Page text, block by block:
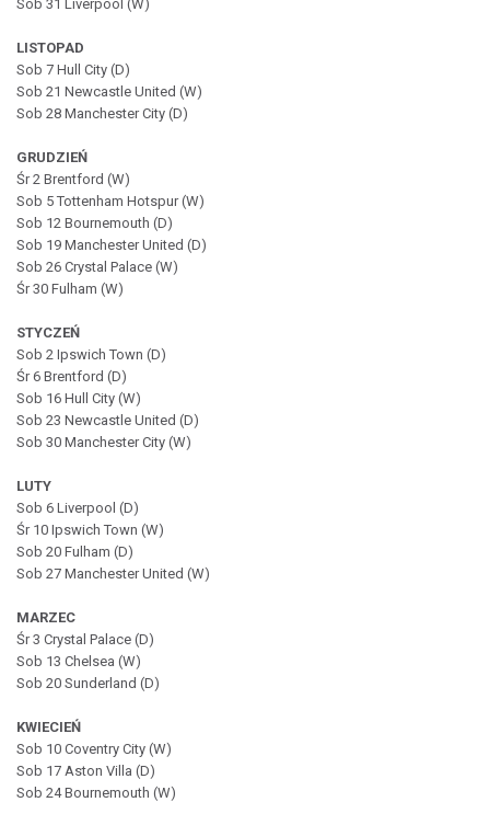
Sob 31 Liverpool (W)
LISTOPAD
Sob 7 Hull City (D)
Sob 21 Newcastle United (W)
Sob 28 Manchester City (D)
GRUDZIEŃ
Śr 2 Brentford (W)
Sob 5 Tottenham Hotspur (W)
Sob 12 Bournemouth (D)
Sob 19 Manchester United (D)
Sob 26 Crystal Palace (W)
Śr 30 Fulham (W)
STYCZEŃ
Sob 2 Ipswich Town (D)
Śr 6 Brentford (D)
Sob 16 Hull City (W)
Sob 23 Newcastle United (D)
Sob 30 Manchester City (W)
LUTY
Sob 6 Liverpool (D)
Śr 10 Ipswich Town (W)
Sob 20 Fulham (D)
Sob 27 Manchester United (W)
MARZEC
Śr 3 Crystal Palace (D)
Sob 13 Chelsea (W)
Sob 20 Sunderland (D)
KWIECIEŃ
Sob 10 Coventry City (W)
Sob 17 Aston Villa (D)
Sob 24 Bournemouth (W)